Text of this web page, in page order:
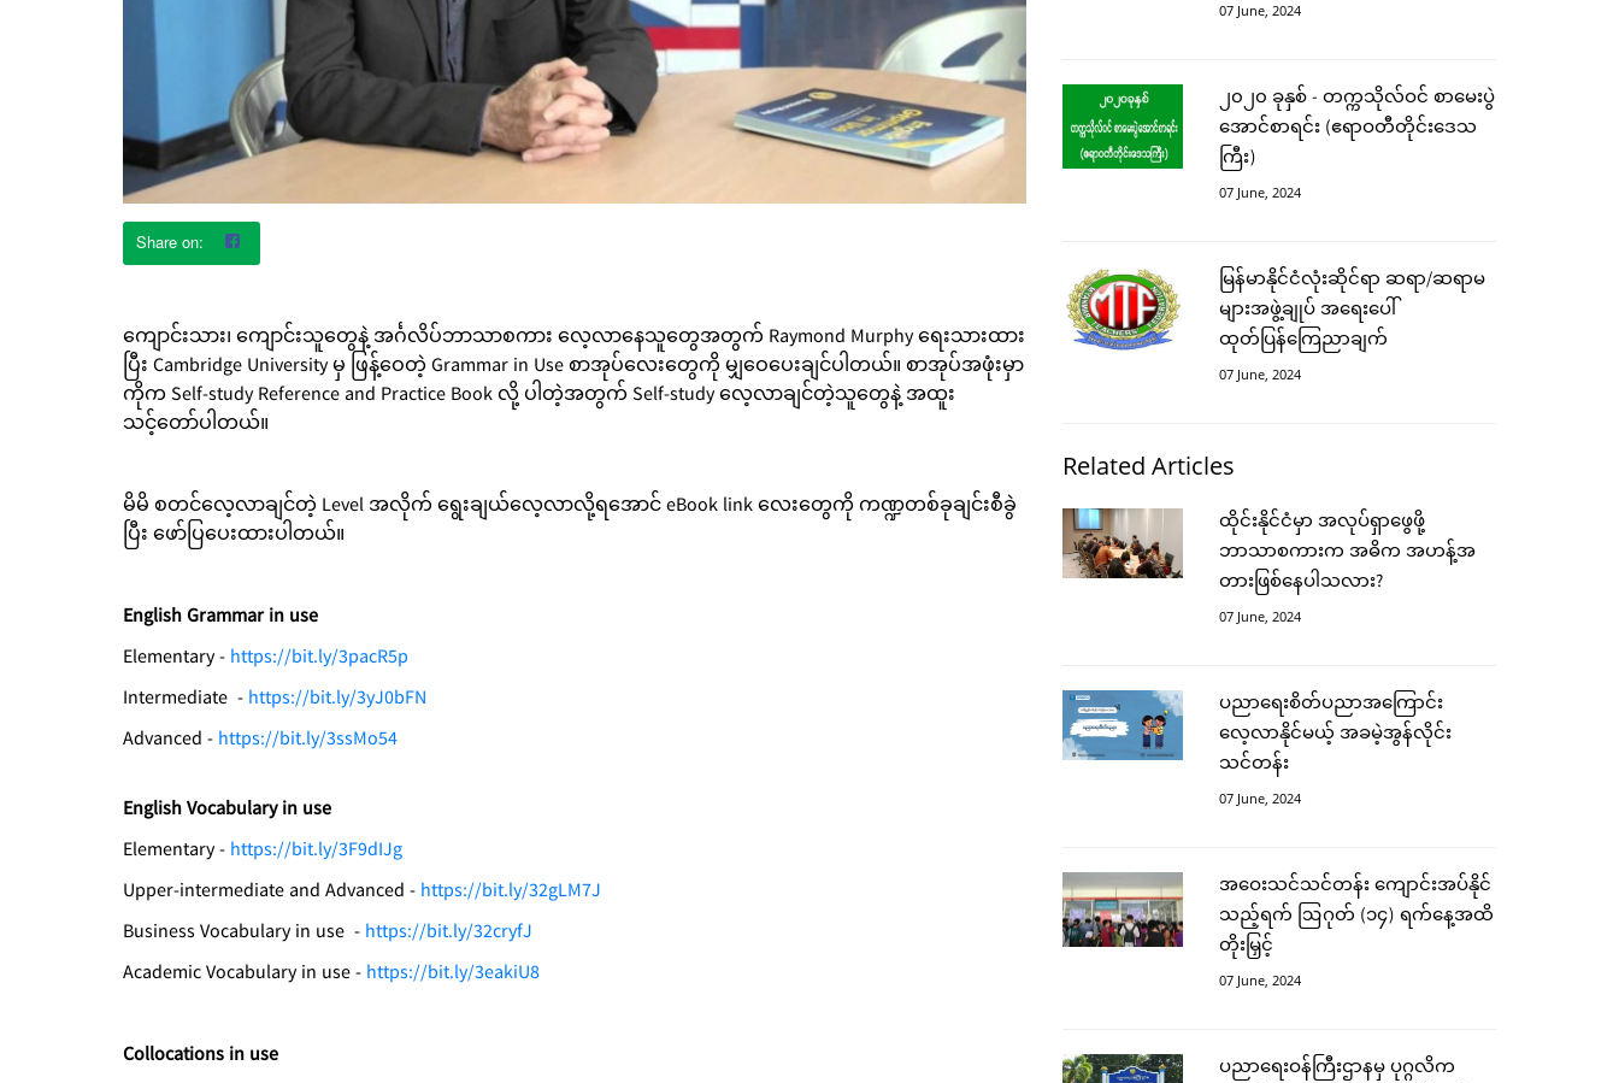
ကျောင်းသား၊ ကျောင်းသူတွေနဲ့ အင်္ဂလိပ်ဘာသာစကား လေ့လာနေသူတွေအတွက် Raymond Murphy ရေးသားထား
ပြီး Cambridge University မှ ဖြန့်ဝေတဲ့ Grammar in Use စာအုပ်လေးတွေကို မျှဝေပေးချင်ပါတယ်။ စာအုပ်အဖုံးမှာ
ကိုက Self-study Reference and Practice Book လို့ ပါတဲ့အတွက် Self-study လေ့လာချင်တဲ့သူတွေနဲ့ အထူး
သင့်တော်ပါတယ်။
မိမိ စတင်လေ့လာချင်တဲ့ Level အလိုက် ရွေးချယ်လေ့လာလို့ရအောင် eBook link လေးတွေကို ကဏ္ဍတစ်ခုချင်းစီခွဲ
ပြီး ဖော်ပြပေးထားပါတယ်။
English Grammar in use
Elementary -https://bit.ly/3pacR5p
Intermediate -https://bit.ly/3yJ0bFN
Advanced -https://bit.ly/3ssMo54
English Vocabulary in use
Elementary -https://bit.ly/3F9dIJg
Upper-intermediate and Advanced -https://bit.ly/32gLM7J
Business Vocabulary in use -https://bit.ly/32cryfJ
Academic Vocabulary in use -https://bit.ly/3eakiU8
Collocations in use
07 June, 2024
၂၀၂၀ ခုနှစ် - တက္ကသိုလ်ဝင် စာမေးပွဲ
အောင်စာရင်း (ဧရာဝတီတိုင်းဒေသ
ကြီး)
07 June, 2024
မြန်မာနိုင်ငံလုံးဆိုင်ရာ ဆရာ/ဆရာမ
များအဖွဲ့ချုပ် အရေးပေါ်
ထုတ်ပြန်ကြေညာချက်
07 June, 2024
Related Articles
ထိုင်းနိုင်ငံမှာ အလုပ်ရှာဖွေဖို့
ဘာသာစကားက အဓိက အဟန့်အ
တားဖြစ်နေပါသလား?
07 June, 2024
ပညာရေးစိတ်ပညာအကြောင်း
လေ့လာနိုင်မယ့် အခမဲ့အွန်လိုင်း
သင်တန်း
07 June, 2024
အဝေးသင်သင်တန်း ကျောင်းအပ်နိုင်
သည့်ရက် ဩဂုတ် (၁၄) ရက်နေ့အထိ
တိုးမြှင့်
07 June, 2024
ပညာရေးဝန်ကြီးဌာနမှ ပုဂ္ဂလိက